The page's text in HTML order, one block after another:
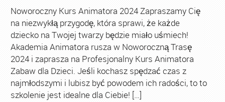
Noworoczny Kurs Animatora 2024 Zapraszamy Cię
na niezwykłą przygodę, która sprawi, że każde
dziecko na Twojej twarzy będzie miało uśmiech!
Akademia Animatora rusza w Noworoczną Trasę
2024 i zaprasza na Profesjonalny Kurs Animatora
Zabaw dla Dzieci. Jeśli kochasz spędzać czas z
najmłodszymi i lubisz być powodem ich radości, to to
szkolenie jest idealne dla Ciebie! […]